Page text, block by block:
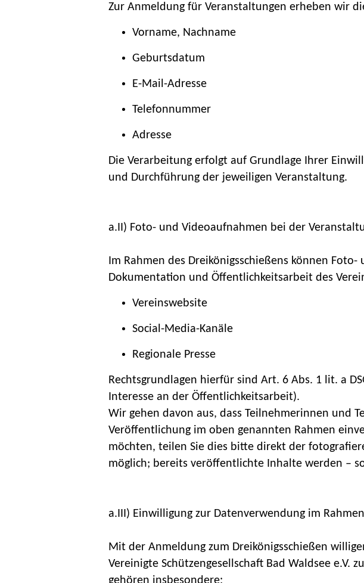
Zur Anmeldung für Veranstaltungen erheben wir
Vorname, Nachname
Geburtsdatum
E-Mail-Adresse
Telefonnummer
Adresse
Die Verarbeitung erfolgt auf Grundlage Ihrer
und Durchführung der jeweiligen Veranstaltung.
a.II) Foto- und Videoaufnahmen bei der
Im Rahmen des Dreikönigsschießens können
Dokumentation und Öffentlichkeitsarbeit des
Vereinswebsite
Social-Media-Kanäle
Regionale Presse
Rechtsgrundlagen hierfür sind Art. 6 Abs. 1 lit. a
Interesse an der Öffentlichkeitsarbeit).
Wir gehen davon aus, dass Teilnehmerinnen und
Veröffentlichung im oben genannten Rahmen
möchten, teilen Sie dies bitte direkt der
möglich; bereits veröffentlichte Inhalte werden –
a.III) Einwilligung zur Datenverwendung im
Mit der Anmeldung zum Dreikönigsschießen
Vereinigte Schützengesellschaft Bad Waldsee
gehören insbesondere: